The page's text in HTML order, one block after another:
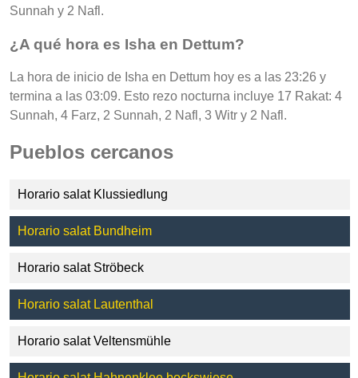
Sunnah y 2 Nafl.
¿A qué hora es Isha en Dettum?
La hora de inicio de Isha en Dettum hoy es a las 23:26 y
termina a las 03:09. Esto rezo nocturna incluye 17 Rakat: 4
Sunnah, 4 Farz, 2 Sunnah, 2 Nafl, 3 Witr y 2 Nafl.
Pueblos cercanos
Horario salat Klussiedlung
Horario salat Bundheim
Horario salat Ströbeck
Horario salat Lautenthal
Horario salat Veltensmühle